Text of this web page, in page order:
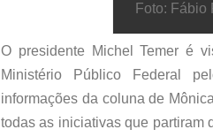
Foto: Fábio
O presidente Michel Temer é
Ministério Público Federal
informações da coluna de
todas as iniciativas que partiram